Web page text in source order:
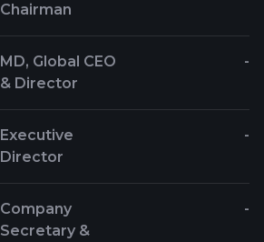
Chairman
MD, Global CEO
& Director
-
Executive
Director
-
Company
Secretary &
-